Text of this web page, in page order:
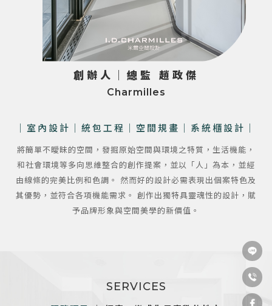
創辦人｜總監 趙政傑
Charmilles
｜室內設計｜統包工程｜空間規畫 ｜系統櫃設計｜
將簡單不曖昧的空間，發掘原始空間與環境之特質，生活機能，
和社會環境等多向思維整合的創作提案，並以「人」為本，並經
由線條的完美比例和色調。 然而好的設計必需表現出個案特色及
其優勢，並符合各項機能需求。 創作出獨特具靈魂性的設計，賦
予品牌形象與空間美學的新價值。
SERVICES